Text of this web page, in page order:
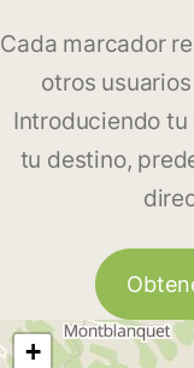
Cada marcador
otros
Introduciendo
tu destino,
+